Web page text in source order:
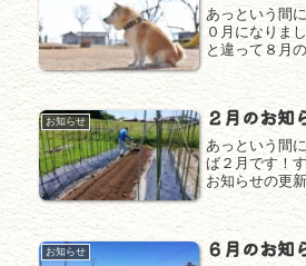
あっという間
０月になりま
と違って８月
経のバランス
ったので１０
しょう(^^１０
８日（午後診
お知らせ ２月のお知
あっという間
ば２月です！
お知らせの更
２月は、１４
前中休診で１
休診とさせて
整の程よろし
お知らせ ６月のお知